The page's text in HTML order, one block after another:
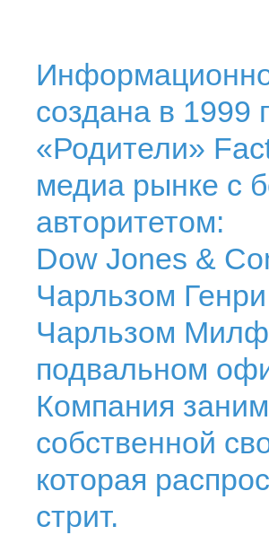
создана в 1999
«Родители»
медиа рынке с
авторитетом:
Dow Jones &
Чарльзом
Чарльзом
подвальном
Компания
собственной
которая
стрит.